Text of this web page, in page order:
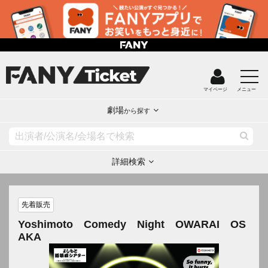
マイページ メニュー
劇場から探す
詳細検索
先着販売
Yoshimoto Comedy Night OWARAI OS
AKA